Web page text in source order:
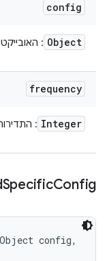
config
Object
:
frequency
Integer
:
SpecificConfig
config,